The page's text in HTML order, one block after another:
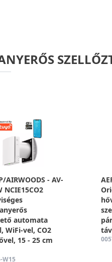
AIRWOODS - AV-
NCIE15CO2
automata
WiFi-vel, CO2
15 - 25 cm
W15